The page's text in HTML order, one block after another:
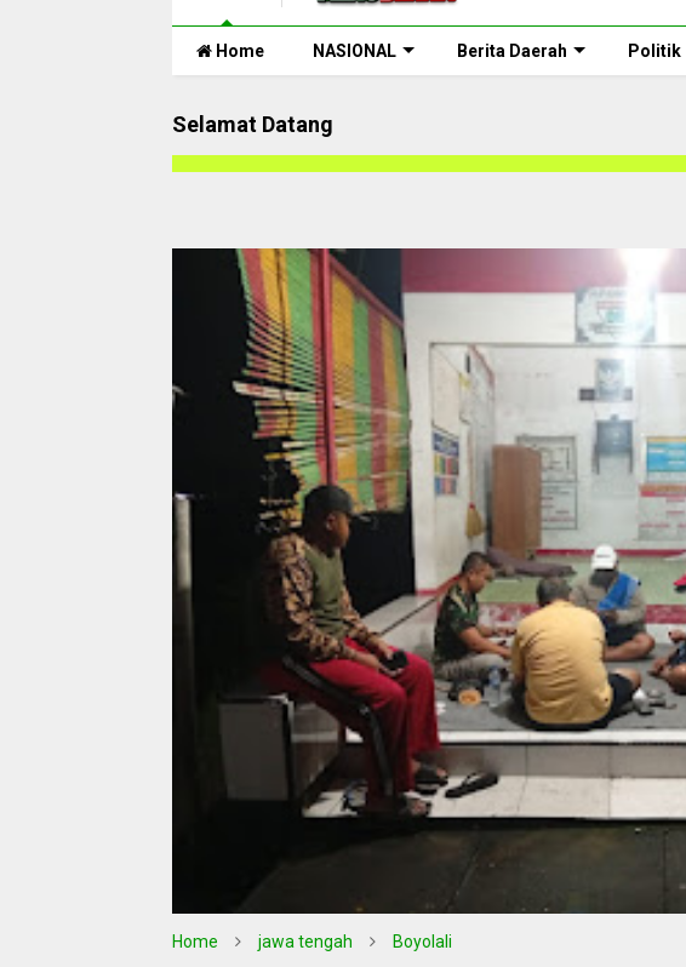
Home NASIONAL Berita Daerah Politik
Selamat Datang
Home jawa tengah Boyolali